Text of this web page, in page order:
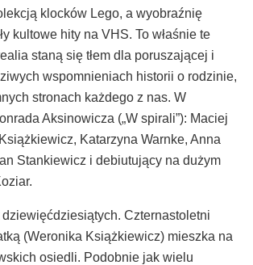
klocków Lego, a wyobraźnię
kultowe hity na VHS. To właśnie te
staną się tłem dla poruszającej i
wspomnieniach historii o rodzinie,
stronach każdego z nas. W
Aksinowicza („W spirali”): Maciej
Katarzyna Warnke, Anna
Stankiewicz i debiutujący na dużym
Czternastoletni
(Weronika Książkiewicz) mieszka na
osiedli. Podobnie jak wielu